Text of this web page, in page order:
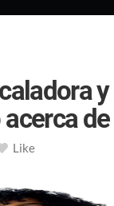
Like